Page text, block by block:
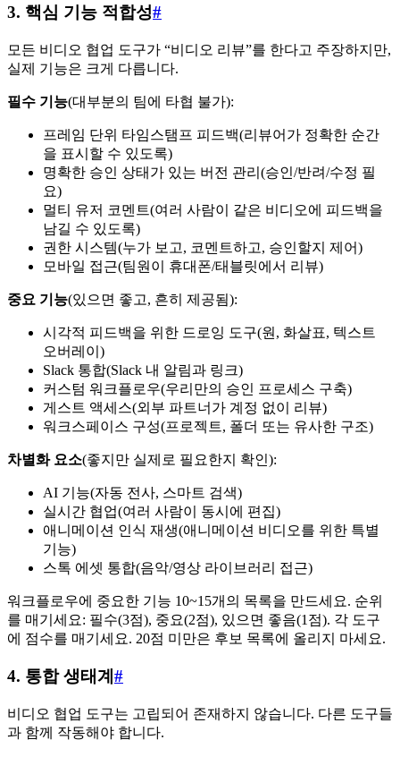
3. 핵심 기능 적합성#
모든 비디오 협업 도구가 “비디오 리뷰”를 한다고 주장하지만,
실제 기능은 크게 다릅니다.
필수 기능(대부분의 팀에 타협 불가):
프레임 단위 타임스탬프 피드백(리뷰어가 정확한 순간
을 표시할 수 있도록)
명확한 승인 상태가 있는 버전 관리(승인/반려/수정 필
요)
멀티 유저 코멘트(여러 사람이 같은 비디오에 피드백을
남길 수 있도록)
권한 시스템(누가 보고, 코멘트하고, 승인할지 제어)
모바일 접근(팀원이 휴대폰/태블릿에서 리뷰)
중요 기능(있으면 좋고, 흔히 제공됨):
시각적 피드백을 위한 드로잉 도구(원, 화살표, 텍스트
오버레이)
Slack 통합(Slack 내 알림과 링크)
커스텀 워크플로우(우리만의 승인 프로세스 구축)
게스트 액세스(외부 파트너가 계정 없이 리뷰)
워크스페이스 구성(프로젝트, 폴더 또는 유사한 구조)
차별화 요소(좋지만 실제로 필요한지 확인):
AI 기능(자동 전사, 스마트 검색)
실시간 협업(여러 사람이 동시에 편집)
애니메이션 인식 재생(애니메이션 비디오를 위한 특별
기능)
스톡 에셋 통합(음악/영상 라이브러리 접근)
워크플로우에 중요한 기능 10~15개의 목록을 만드세요. 순위
를 매기세요: 필수(3점), 중요(2점), 있으면 좋음(1점). 각 도구
에 점수를 매기세요. 20점 미만은 후보 목록에 올리지 마세요.
4. 통합 생태계 #
비디오 협업 도구는 고립되어 존재하지 않습니다. 다른 도구들
과 함께 작동해야 합니다.